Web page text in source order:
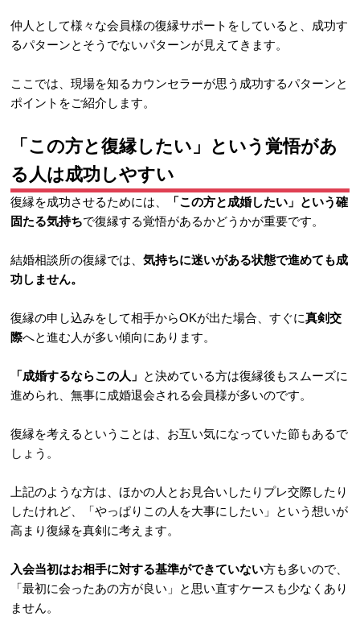
仲人として様々な会員様の復縁サポートをしていると、成功す
るパターンとそうでないパターンが見えてきます。
ここでは、現場を知るカウンセラーが思う成功するパターンと
ポイントをご紹介します。
「この方と復縁したい」という覚悟があ
る人は成功しやすい
復縁を成功させるためには、
「この方と成婚したい」という確
固たる気持ちで復縁する覚悟があるかどうかが重要です。
結婚相談所の復縁では、気持ちに迷いがある状態で進めても成
功しません。
復縁の申し込みをして相手からOKが出た場合、すぐに真剣交
際へと進む人が多い傾向にあります。
「成婚するならこの人」 と決めている方は復縁後もスムーズに
進められ、無事に成婚退会される会員様が多いのです。
復縁を考えるということは、お互い気になっていた節もあるで
しょう。
上記のような方は、ほかの人とお見合いしたりプレ交際したり
したけれど、「やっぱりこの人を大事にしたい」という想いが
高まり復縁を真剣に考えます。
入会当初はお相手に対する基準ができていない方も多いので、
「最初に会ったあの方が良い」と思い直すケースも少なくあり
ません。